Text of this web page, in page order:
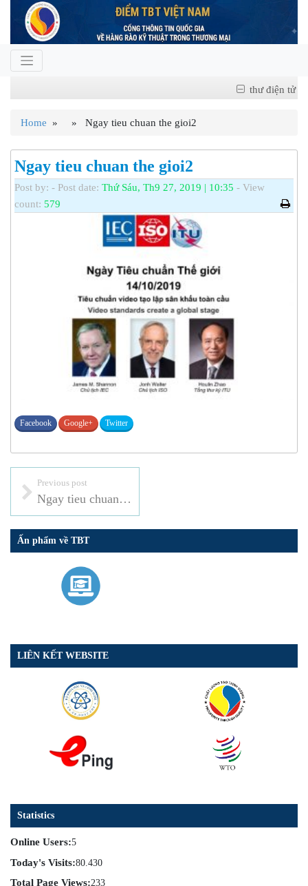
thư điện tử
Home » » Ngay tieu chuan the gioi2
Ngay tieu chuan the gioi2
Post by: - Post date: Thứ Sáu, Th9 27, 2019 | 10:35 - View
count: 579
Facebook Google+ Twitter
Previous post
Ngay tieu chuan the gioi2
Ấn phẩm về TBT
LIÊN KẾT WEBSITE
Statistics
Online Users:5
Today's Visits:80.430
Total Page Views:233